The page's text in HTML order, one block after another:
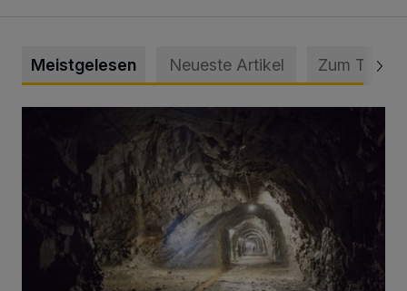
Meistgelesen Neueste Artikel Zum Thema